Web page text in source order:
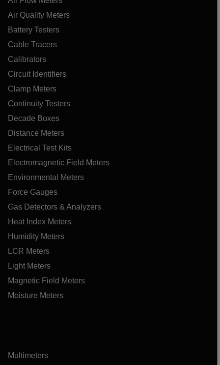
Air Quality Meters
Battery Testers
Cable Tracers
Calibrators
Circuit Identifiers
Clamp Meters
Continuity Testers
Decade Boxes
Distance Meters
Electrical Test Kits
Electromagnetic Field Meters
Environmental Meters
Force Gauges
Gas Detectors & Analyzers
Heat Index Meters
Humidity Meters
LCR Meters
Light Meters
Magnetic Field Meters
Moisture Meters
Multimeters